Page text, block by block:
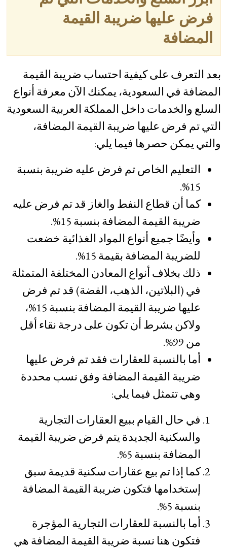
فرض عليها ضريبة القيمة
المضافة
بعد التعرف على كيفية احتساب ضريبة القيمة
المضافة في السعودية، يمكنك الآن معرفة أنواع
السلع والخدمات داخل المملكة العربية السعودية
التي تم فرض عليها ضريبة القيمة المضافة،
والتي يمكن حصرها فيما يلي:
التعليم الخاص تم فرض عليه ضريبة بنسبة
15%.
كما أن قطاع النفط والغاز قد تم فرض عليه
ضريبة القيمة المضافة بنسبة 15%.
وأيضًا جميع أنواع المواد الغذائية خضعت
للضريبة المضافة بقيمة 15%.
ذلك بخلاف أنواع المعادن المختلفة المتمثلة
في (البلاتين، الذهب، الفضة) قد تم فرض
عليها ضريبة القيمة المضافة بنسبة 15%،
ولاكن بشرط أن تكون على درجة نقاء أقل
من 99%.
أما بالنسبة للعقارات فقد تم فرض عليها
ضريبة القيمة المضافة وفق نسب محددة
وهي تتمثل فيما يلي:
في حال القيام ببيع العقارات التجارية
والسكنية الجديدة يتم فرض ضريبة القيمة
المضافة بنسبة 5%.
كما إذا تم بيع عقارات سكنية قديمة سبق
إستخدامها فتكون ضريبة القيمة المضافة
بنسبة 5%.
أما بالنسبة للعقارات التجارية المؤجرة
فتكون هنا نسبة ضريبة القيمة المضافة هي